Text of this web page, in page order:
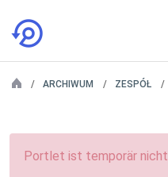
ARCHIWUM ZESPÓŁ
Portlet ist temporär nicht